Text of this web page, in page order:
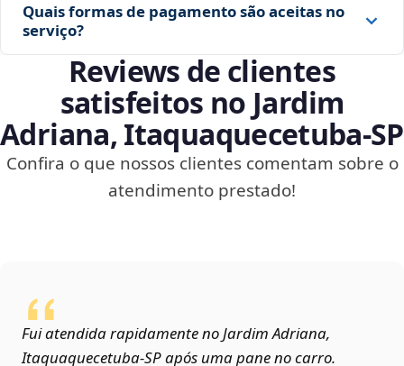
Quais formas de pagamento são aceitas no
serviço?
Reviews de clientes
satisfeitos no Jardim
Adriana, Itaquaquecetuba‑SP
Confira o que nossos clientes comentam sobre o
atendimento prestado!
Fui atendida rapidamente no Jardim Adriana,
Itaquaquecetuba‑SP após uma pane no carro.